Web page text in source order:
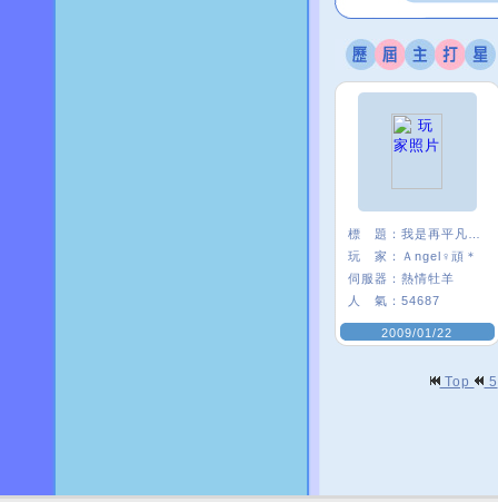
標 題：
玩 家：
Ａngel♀頑＊
伺服器： 熱情牡羊
人 氣： 54687
2009/01/22
Top 5